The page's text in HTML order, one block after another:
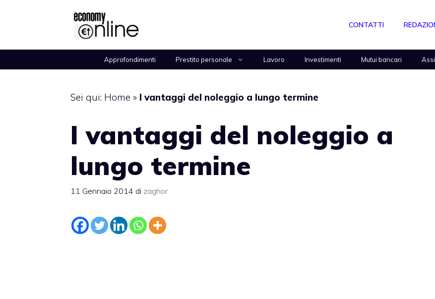
CONTATTI
Approfondimenti Prestito personale Lavoro Investimenti Mutui bancari
Sei qui: Home » I vantaggi del noleggio a lungo termine
I vantaggi del noleggio a
lungo termine
11 Gennaio 2014 di zaghor